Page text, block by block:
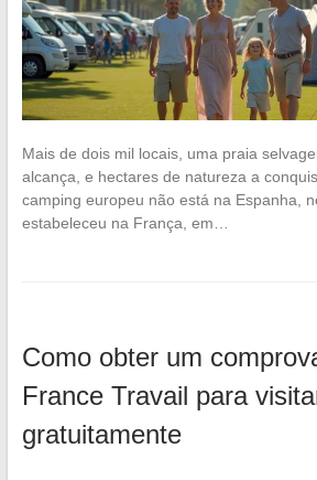
Mais de dois mil locais, uma praia
alcança, e hectares de natureza a
camping europeu não está na Espanha,
estabeleceu na França, em…
Como obter um
France Travail para
gratuitamente